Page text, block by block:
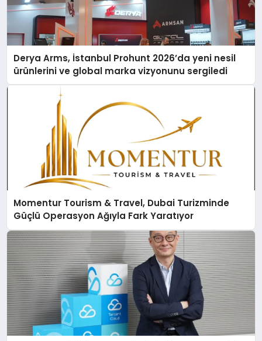
Derya Arms, İstanbul Prohunt 2026’da yeni nesil
ürünlerini ve global marka vizyonunu sergiledi
Momentur Tourism & Travel, Dubai Turizminde
Güçlü Operasyon Ağıyla Fark Yaratıyor